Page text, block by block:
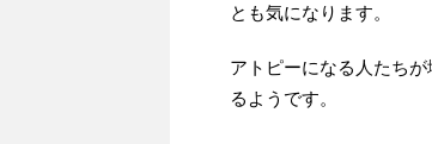
とも気になります。
アトピーになる人たち
るようです。